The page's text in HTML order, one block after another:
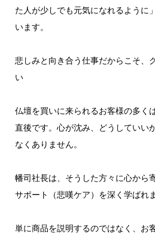
た人が少しでも元気になれるように
います。
悲しみと向き合う仕事だからこそ、
い
仏壇を買いに来られるお客様の多く
直後です。心が沈み、どうしていい
なくありません。
幡司社長は、そうした方々に心から
サポート（悲嘆ケア）を深く学ばれ
単に商品を説明するのではなく、お